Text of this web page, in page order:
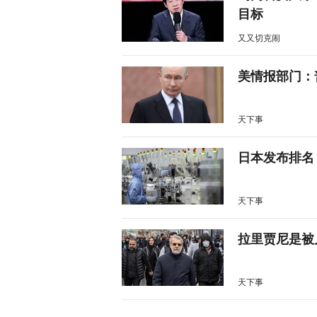
目标
又又切克闹
美情报部门
天下事
日本发布排
天下事
拉里贾尼是
天下事